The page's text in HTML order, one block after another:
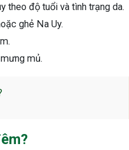
theo độ tuổi và tình trạng da.
ghẻ Na Uy.
mủ.